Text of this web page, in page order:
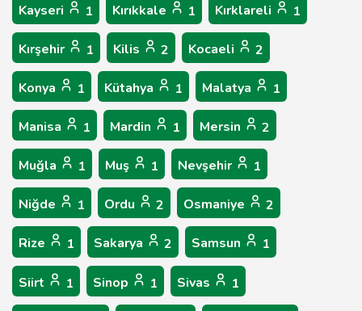
Kayseri 1 Kırıkkale 1 Kırklareli 1
Kırşehir 1 Kilis 2 Kocaeli 2
Konya 1 Kütahya 1 Malatya 1
Manisa 1 Mardin 1 Mersin 2
Muğla 1 Muş 1 Nevşehir 1
Niğde 1 Ordu 2 Osmaniye 2
Rize 1 Sakarya 2 Samsun 1
Siirt 1 Sinop 1 Sivas 1